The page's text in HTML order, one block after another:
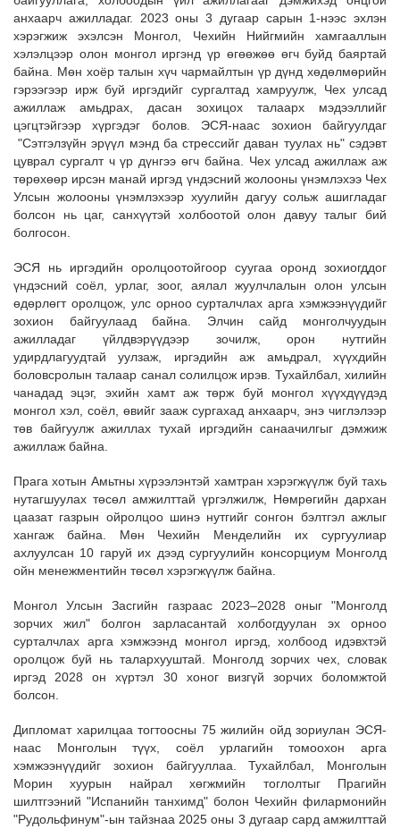
анхаарч ажилладаг. 2023 оны 3 дугаар сарын 1-нээс эхлэн
хэрэгжиж эхэлсэн Монгол, Чехийн Нийгмийн хамгааллын
хэлэлцээр олон монгол иргэнд үр өгөөжөө өгч буйд баяртай
байна. Мөн хоёр талын хүч чармайлтын үр дүнд хөдөлмөрийн
гэрээгээр ирж буй иргэдийг сургалтад хамруулж, Чех улсад
ажиллаж амьдрах, дасан зохицох талаарх мэдээллийг
цэгцтэйгээр хүргэдэг болов. ЭСЯ-наас зохион байгуулдаг
"Сэтгэлзүйн эрүүл мэнд ба стрессийг даван туулах нь" сэдэвт
цуврал сургалт ч үр дүнгээ өгч байна. Чех улсад ажиллаж аж
төрөхөөр ирсэн манай иргэд үндэсний жолооны үнэмлэхээ Чех
Улсын жолооны үнэмлэхээр хуулийн дагуу сольж ашигладаг
болсон нь цаг, санхүүтэй холбоотой олон давуу талыг бий
болгосон.
ЭСЯ нь иргэдийн оролцоотойгоор суугаа оронд зохиогддог
үндэсний соёл, урлаг, зоог, аялал жуулчлалын олон улсын
өдөрлөгт оролцож, улс орноо сурталчлах арга хэмжээнүүдийг
зохион байгуулаад байна. Элчин сайд монголчуудын
ажилладаг үйлдвэрүүдээр зочилж, орон нутгийн
удирдлагуудтай уулзаж, иргэдийн аж амьдрал, хүүхдийн
боловсролын талаар санал солилцож ирэв. Тухайлбал, хилийн
чанадад эцэг, эхийн хамт аж төрж буй монгол хүүхдүүдэд
монгол хэл, соёл, өвийг зааж сургахад анхаарч, энэ чиглэлээр
төв байгуулж ажиллах тухай иргэдийн санаачилгыг дэмжиж
ажиллаж байна.
Прага хотын Амьтны хүрээлэнтэй хамтран хэрэгжүүлж буй тахь
нутагшуулах төсөл амжилттай үргэлжилж, Нөмрөгийн дархан
цаазат газрын ойролцоо шинэ нутгийг сонгон бэлтгэл ажлыг
хангаж байна. Мөн Чехийн Менделийн их сургуулиар
ахлуулсан 10 гаруй их дээд сургуулийн консорциум Монголд
ойн менежментийн төсөл хэрэгжүүлж байна.
Монгол Улсын Засгийн газраас 2023–2028 оныг "Монголд
зорчих жил" болгон зарласантай холбогдуулан эх орноо
сурталчлах арга хэмжээнд монгол иргэд, холбоод идэвхтэй
оролцож буй нь талархууштай. Монголд зорчих чех, словак
иргэд 2028 он хүртэл 30 хоног визгүй зорчих боломжтой
болсон.
Дипломат харилцаа тогтоосны 75 жилийн ойд зориулан ЭСЯ-
наас Монголын түүх, соёл урлагийн томоохон арга
хэмжээнүүдийг зохион байгууллаа. Тухайлбал, Монголын
Морин хуурын найрал хөгжмийн тоглолтыг Прагийн
шилтгээний "Испанийн танхимд" болон Чехийн филармонийн
"Рудольфинум"-ын тайзнаа 2025 оны 3 дугаар сард амжилттай